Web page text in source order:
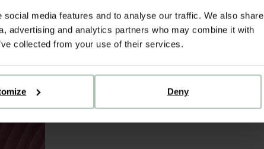
media features and to analyse our traffic. We also share
advertising and analytics partners who may combine it with
collected from your use of their services.
Deny